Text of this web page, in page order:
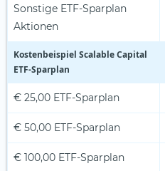
Sonstige ETF-Sparplan
Aktionen
Kostenbeispiel Scalable Capital
ETF-Sparplan
€ 25,00 ETF-Sparplan
€ 50,00 ETF-Sparplan
€ 100,00 ETF-Sparplan